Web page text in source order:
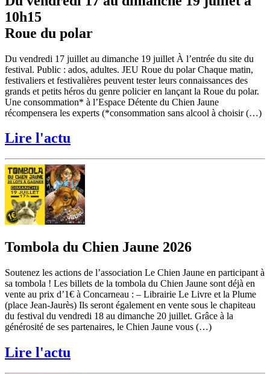
10h15
Roue du polar
Du vendredi 17 juillet au dimanche 19 juillet À l’entrée du site du
festival. Public : ados, adultes. JEU Roue du polar Chaque matin,
festivaliers et festivalières peuvent tester leurs connaissances des
grands et petits héros du genre policier en lançant la Roue du polar.
Une consommation* à l’Espace Détente du Chien Jaune
récompensera les experts (*consommation sans alcool à choisir (…)
Lire l'actu
Tombola du Chien Jaune 2026
Soutenez les actions de l’association Le Chien Jaune en participant à
sa tombola ! Les billets de la tombola du Chien Jaune sont déjà en
vente au prix d’1€ à Concarneau : – Librairie Le Livre et la Plume
(place Jean-Jaurès) Ils seront également en vente sous le chapiteau
du festival du vendredi 18 au dimanche 20 juillet. Grâce à la
générosité de ses partenaires, le Chien Jaune vous (…)
Lire l'actu